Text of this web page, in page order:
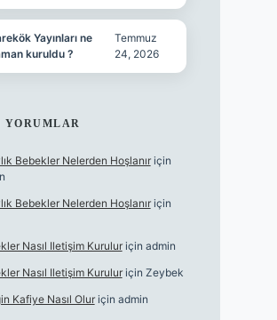
Yayınları ne
kuruldu ?
Temmuz
24, 2026
YORUMLAR
Bebekler Nelerden Hoşlanıriçin
Bebekler Nelerden Hoşlanıriçin
Nasıl Iletişim Kuruluriçin admin
Nasıl Iletişim Kuruluriçin Zeybek
Kafiye Nasıl Oluriçin admin